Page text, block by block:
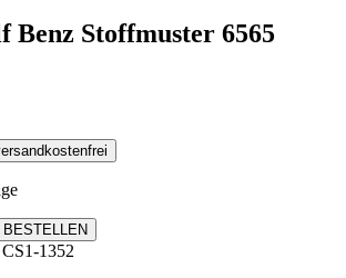
Benz Stoffmuster 6565
CS1-1352